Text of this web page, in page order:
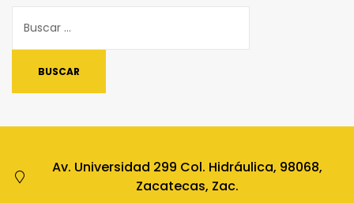
Av. Universidad 299 Col. Hidráulica, 98068,
Zacatecas, Zac.